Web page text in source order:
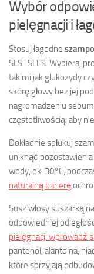
Wybór
pielęgnacji i
Stosuj łagodne
SLS i SLES. Wybieraj
takimi jak glukozydy
skórę głowy bez jej
nagromadzeniu
częstotliwością, aby
Dokładnie spłukuj
uniknąć
wody, ok. 30°C,
naturalną barierę
Susz włosy suszarką
odpowiedniej
pielęgnacji wprowadź
pantenol, alantoina,
które sprzyjają